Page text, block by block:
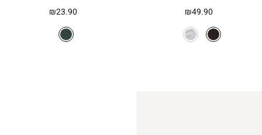
₪49.90
₪23.90